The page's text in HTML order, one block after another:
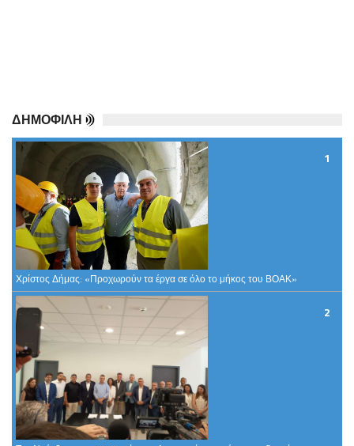
Χρίστος Δήμας: «Προχωρούν τα έργα σε όλο το μήκος του ΒΟΑΚ»
Τον Νοέμβριο του 2028 στόχος η λειτουργία του νέου αεροδρομίου
στο Καστέλι